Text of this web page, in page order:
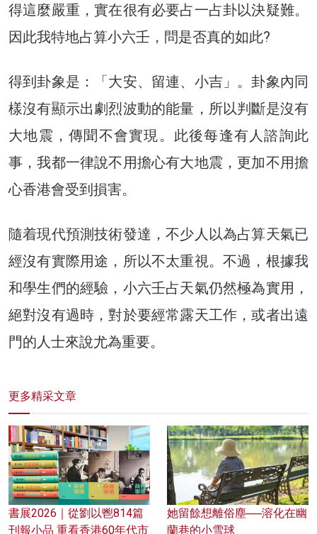
得這麼嚴重，實在很有必要占一占卦以決疑難。
因此我特地占算小六壬，問是否真的如此?
得到卦象是：「大安、留連、小吉」。卦象內同
樣沒有顯示出劇烈波動的能量，所以判斷是沒有
大地震，傳聞不會實現。此後每逢有人諮詢此
事，我都一律說不用擔心有大地震，更加不用擔
心香港會受到損害。
隨着現代預測技術發達，不少人以為占算天氣已
經沒有實際用途，所以不太重視。不過，根據我
和學生們的經驗，小六壬占天氣仍然極為實用，
絕對沒有過時，對於要經常露天工作，或者出遠
門的人士來說尤為重要。
更多精采文章
書展2026｜從劉以鬯814篇
刊報小品 重看香港60年代市
她留餘想離俗塵──溶化在幽
蘭巷的小雪球